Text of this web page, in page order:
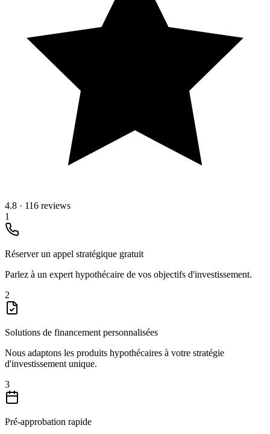
4.8 · 116 reviews
1
Réserver un appel stratégique gratuit
Parlez à un expert hypothécaire de vos objectifs d'investissement.
2
Solutions de financement personnalisées
Nous adaptons les produits hypothécaires à votre stratégie
d'investissement unique.
3
Pré-approbation rapide